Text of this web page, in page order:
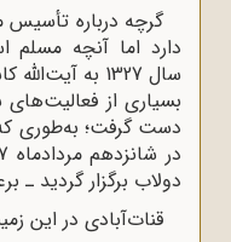
گرچه درباره
دارد اما آنچه
سال 1327 به
بسیاری از
دست گرفت؛ به‌طوری که
دولاب برگزار گردید ـ
قنات‌آبادی در این